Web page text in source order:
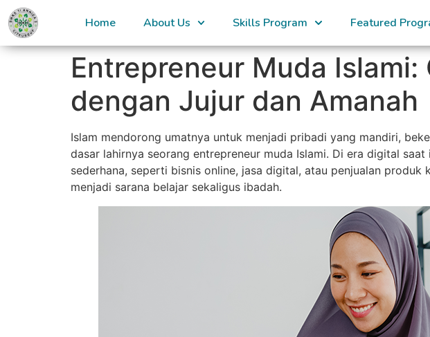
Home About Us Skills Program Featured
Entrepreneur Muda
dengan Jujur dan Amanah
Islam mendorong umatnya untuk menjadi pribadi yang mandiri,
dasar lahirnya seorang entrepreneur muda Islami. Di era digital
sederhana, seperti bisnis online, jasa digital, atau penjualan
menjadi sarana belajar sekaligus ibadah.